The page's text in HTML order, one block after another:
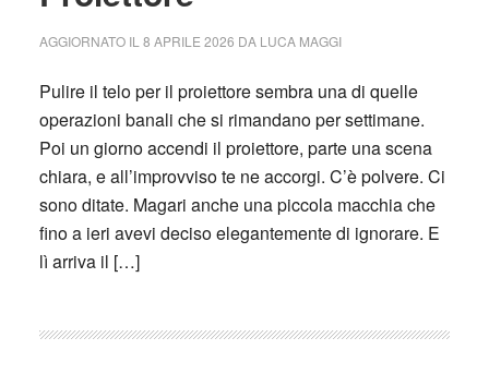
AGGIORNATO IL 8 APRILE 2026 DA LUCA MAGGI
Pulire il telo per il proiettore sembra una di quelle
operazioni banali che si rimandano per settimane.
Poi un giorno accendi il proiettore, parte una scena
chiara, e all’improvviso te ne accorgi. C’è polvere. Ci
sono ditate. Magari anche una piccola macchia che
fino a ieri avevi deciso elegantemente di ignorare. E
lì arriva il […]